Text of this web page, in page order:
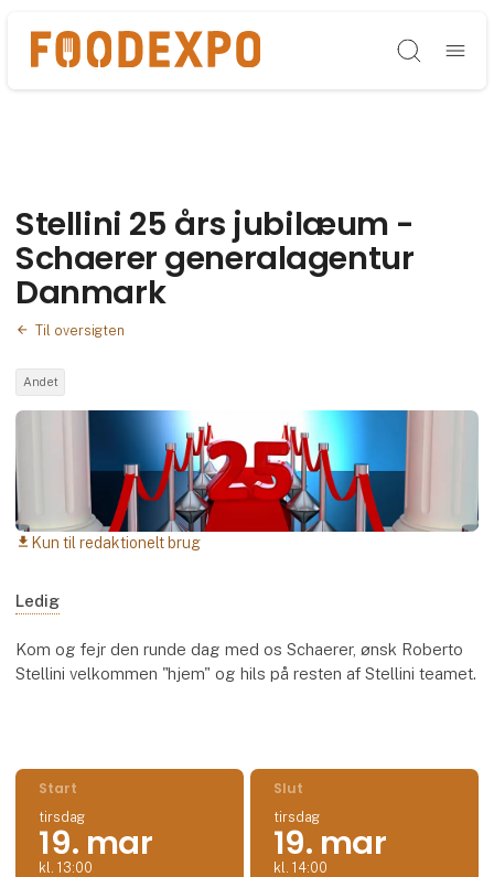
Søg
Stellini 25 års jubilæum -
Schaerer generalagentur
Danmark
Til oversigten
Andet
download Kun til redaktionelt brug
Ledig
Kom og fejr den runde dag med os Schaerer, ønsk Roberto
Stellini velkommen "hjem" og hils på resten af Stellini teamet.
Start
tirsdag
19. mar
kl. 13:00
Slut
tirsdag
19. mar
kl. 14:00